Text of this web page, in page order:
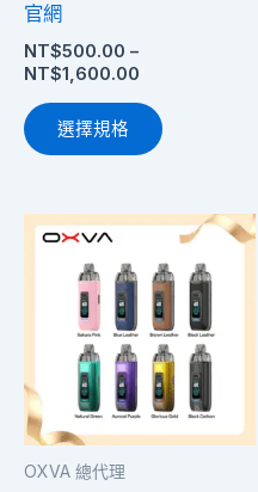
官網
NT$500.00 –
NT$1,600.00
選擇規格
選
項
OXVA 總代理
價
範
圍：
NT$400.00
到
NT$1,600.00
此
產
品
有
多
種
款
式。